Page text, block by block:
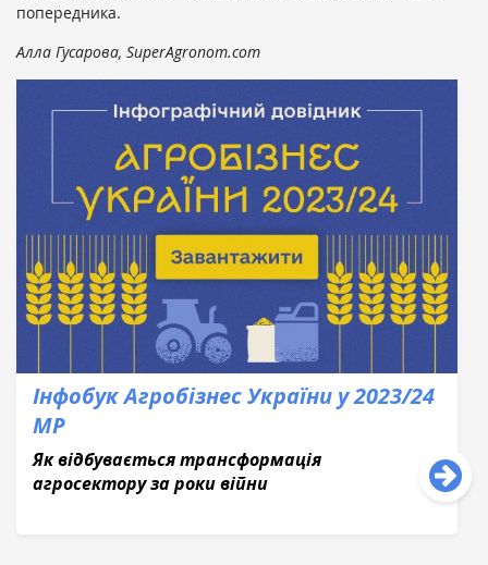
попередника.
Алла Гусарова, SuperAgronom.com
Інфобук Агробізнес України у 2023/24
МР
Як відбувається трансформація
агросектору за роки війни